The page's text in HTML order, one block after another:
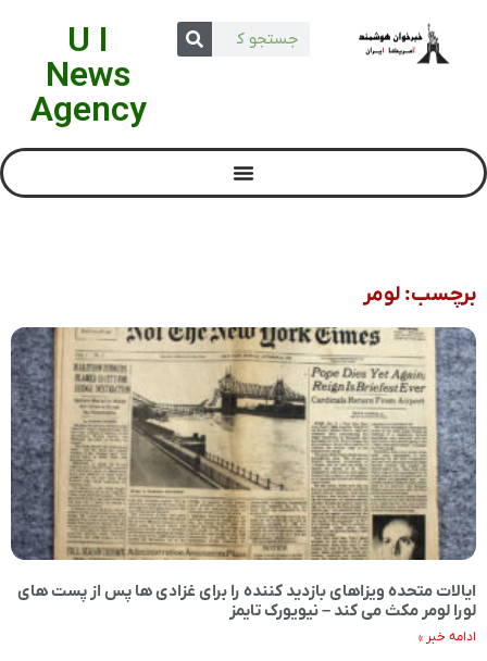
U I
News
Agency
برچسب: لومر
ایالات متحده ویزاهای بازدید کننده را برای غزادی ها پس از پست های
لورا لومر مکث می کند – نیویورک تایمز
ادامه خبر »